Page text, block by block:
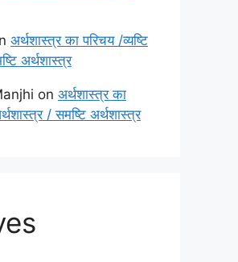
अर्थशास्त्र का परिचय /व्यष्टि
अर्थशास्त्र
on अर्थशास्त्र का
/ समष्टि अर्थशास्त्र